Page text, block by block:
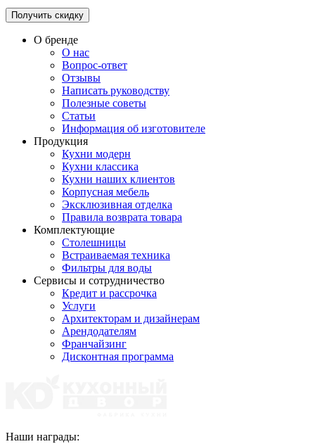
Получить скидку
О бренде
О нас
Вопрос-ответ
Отзывы
Написать руководству
Полезные советы
Статьи
Информация об изготовителе
Продукция
Кухни модерн
Кухни классика
Кухни наших клиентов
Корпусная мебель
Эксклюзивная отделка
Правила возврата товара
Комплектующие
Столешницы
Встраиваемая техника
Фильтры для воды
Сервисы и сотрудничество
Кредит и рассрочка
Услуги
Архитекторам и дизайнерам
Арендодателям
Франчайзинг
Дисконтная программа
Наши награды: